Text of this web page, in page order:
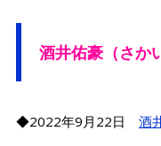
酒井佑豪（さか
◆2022年9月22日 酒